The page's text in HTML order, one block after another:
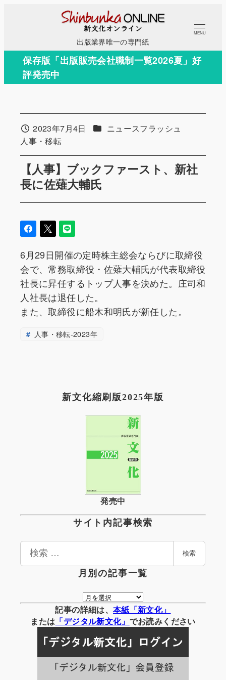
コ
テ
出版業界唯一の専門紙
MENU
保存版「出版販売会社職制一覧2026夏」好
評発売中
【人事】ブックファースト、新社
長に佐薙大輔氏
投稿日2023年7月4日 カテゴリー
ニュースフラッシュ
カテゴリー
人事・移転
6月29日開催の定時株主総会ならびに取締役
会で、常務取締役・佐薙大輔氏が代表取締役
社長に昇任するトップ人事を決めた。庄司和
人社長は退任した。
また、取締役に船木和明氏が新任した。
人事・移転-2023年
新文化縮刷版2025年版
発売中
サイト内記事検索
検
検索
月別の記事一覧
月
別
の
事
一
覧
記事の詳細は、 本紙「新文化」
または 「デジタル新文化」 でお読みください